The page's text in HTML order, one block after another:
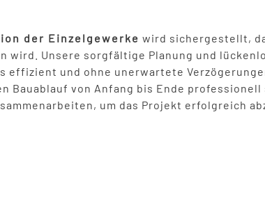
der Einzelgewerke wird sichergestellt,
wird. Unsere sorgfältige Planung und
effizient und ohne unerwartete
Bauablauf von Anfang bis Ende
um das Projekt erfolgreich